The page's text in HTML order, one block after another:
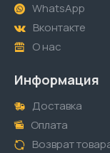
WhatsApp
Вконтакте
О нас
Информация
Доставка
Оплата
Возврат